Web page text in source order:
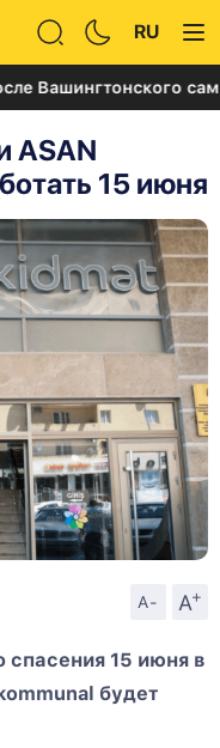
RU
саммита
ASAN
15 июня
A- A
+
спасения 15 июня в
будет